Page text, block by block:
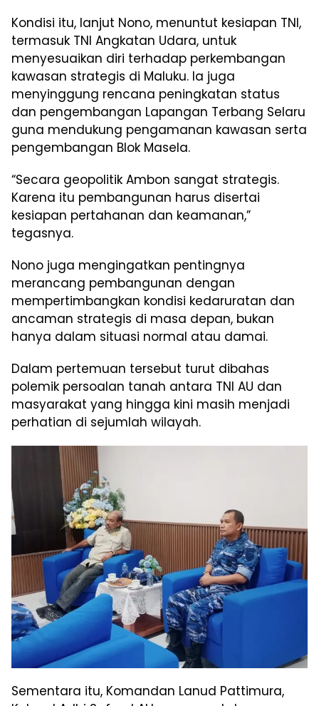
Kondisi itu, lanjut Nono, menuntut kesiapan TNI,
termasuk TNI Angkatan Udara, untuk
menyesuaikan diri terhadap perkembangan
kawasan strategis di Maluku. Ia juga
menyinggung rencana peningkatan status
dan pengembangan Lapangan Terbang Selaru
guna mendukung pengamanan kawasan serta
pengembangan Blok Masela.
“Secara geopolitik Ambon sangat strategis.
Karena itu pembangunan harus disertai
kesiapan pertahanan dan keamanan,”
tegasnya.
Nono juga mengingatkan pentingnya
merancang pembangunan dengan
mempertimbangkan kondisi kedaruratan dan
ancaman strategis di masa depan, bukan
hanya dalam situasi normal atau damai.
Dalam pertemuan tersebut turut dibahas
polemik persoalan tanah antara TNI AU dan
masyarakat yang hingga kini masih menjadi
perhatian di sejumlah wilayah.
Sementara itu, Komandan Lanud Pattimura,